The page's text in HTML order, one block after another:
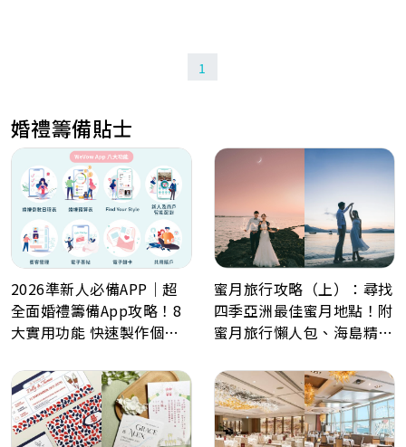
1
婚禮籌備貼士
2026準新人必備APP｜超
全面婚禮籌備App攻略！8
大實用功能 快速製作個人
數日程表、預算表、婚禮商
戶一鍵查詢
蜜月旅行攻略（上）：尋找
四季亞洲最佳蜜月地點！附
蜜月旅行懶人包、海島精選